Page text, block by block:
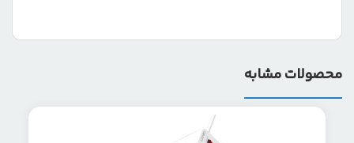
محصولات مشابه